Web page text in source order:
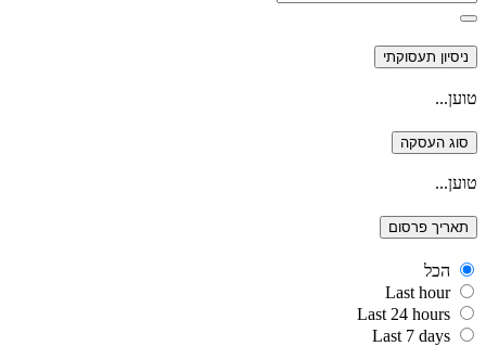
ניסיון תעסוקתי
טוען...
סוג העסקה
טוען...
תאריך פרסום
הכל
Last hour
Last 24 hours
Last 7 days